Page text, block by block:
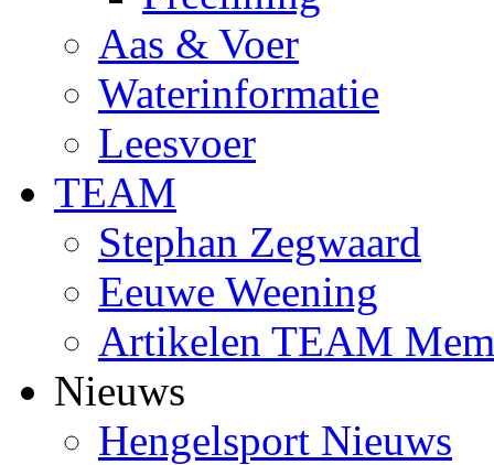
Aas & Voer
Waterinformatie
Leesvoer
TEAM
Stephan Zegwaard
Eeuwe Weening
Artikelen TEAM
Nieuws
Hengelsport Nieuws